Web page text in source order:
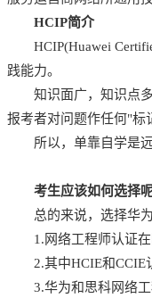
HCIP简介
HCIP(Huawei
践能力。
知识面广，知识点多
报考者对问题作任何"标
所以，单靠自学是远
考生应该如何选择呢
总的来说，选择华为
1.网络工程师认证在
2.其中HCIE和CCIE
3.华为和思科网络工